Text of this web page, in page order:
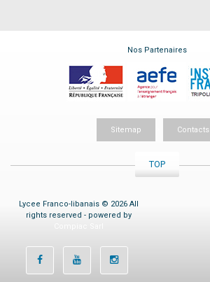
Nos Partenaires
Sitemap Contacts
TOP
Lycee Franco-libanais © 2026 All
rights reserved - powered by